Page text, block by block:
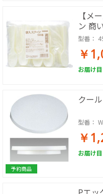
【メ
ン 商
型番：
￥
お届け
予約商品
クー
型番：
￥
お届け